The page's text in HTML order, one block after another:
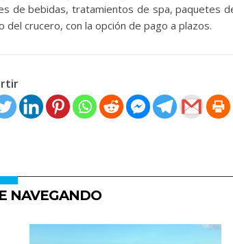
de bebidas, tratamientos de spa, paquetes
del crucero, con la opción de pago a plazos.
NAVEGANDO